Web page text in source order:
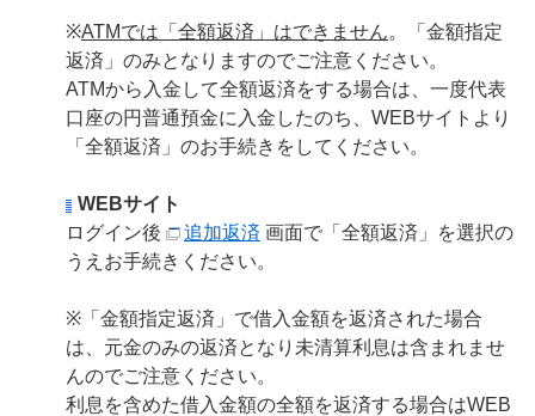
※ATMでは「全額返済」はできません。「金額指定
返済」のみとなりますのでご注意ください。
ATMから入金して全額返済をする場合は、一度代表
口座の円普通預金に入金したのち、WEBサイトより
「全額返済」のお手続きをしてください。
WEBサイト
ログイン後
追加返済 画面で「全額返済」を選択の
うえお手続きください。
※「金額指定返済」で借入金額を返済された場合
は、元金のみの返済となり未清算利息は含まれませ
んのでご注意ください。
利息を含めた借入金額の全額を返済する場合はWEB